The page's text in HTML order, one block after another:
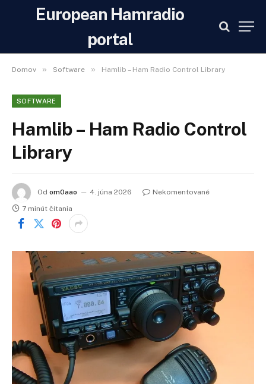
European Hamradio
portal
Domov » Software » Hamlib – Ham Radio Control Library
SOFTWARE
Hamlib – Ham Radio Control
Library
Od om0aao 4. júna 2026
Nekomentované
7 minút čítania